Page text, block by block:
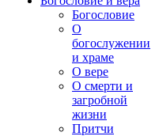
Богословие
О
богослужении
и храме
О вере
О смерти и
загробной
жизни
Притчи